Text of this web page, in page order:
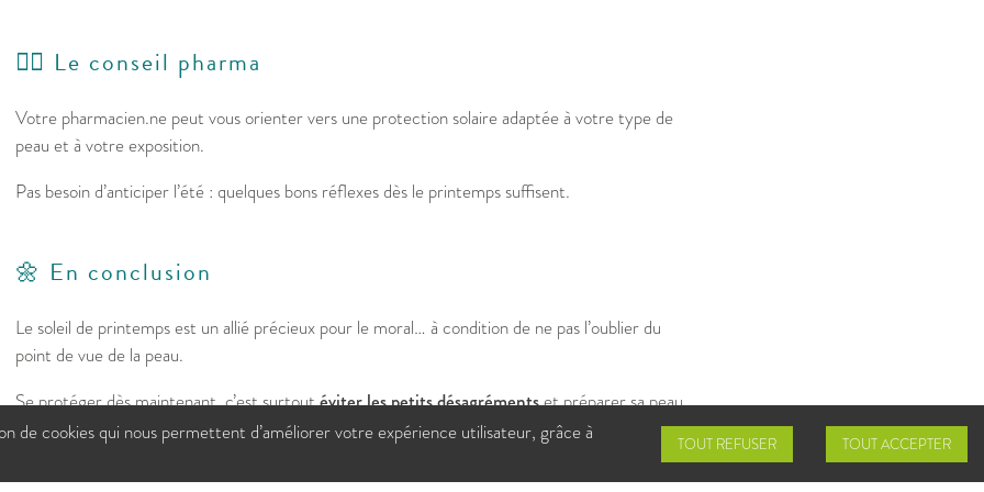
👩‍⚕️ Le conseil pharma
Votre pharmacien.ne peut vous orienter vers une protection solaire adaptée à votre type de
peau et à votre exposition.
Pas besoin d’anticiper l’été : quelques bons réflexes dès le printemps suffisent.
🌼 En conclusion
Le soleil de printemps est un allié précieux pour le moral… à condition de ne pas l’oublier du
point de vue de la peau.
Se protéger dès maintenant, c’est surtoutéviter les petits désagrémentset préparer sa peau
en douceur pour les beaux jours.
de cookies qui nous permettent d’améliorer votre expérience utilisateur, grâce à
TOUT REFUSER TOUT ACCEPTER